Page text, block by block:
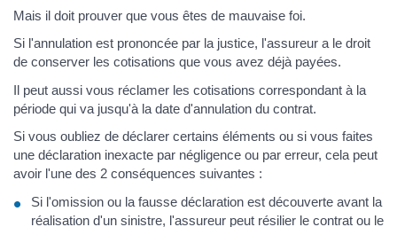
Mais il doit prouver que vous êtes de mauvaise foi.
Si l'annulation est prononcée par la justice, l'assureur a le droit
de conserver les cotisations que vous avez déjà payées.
Il peut aussi vous réclamer les cotisations correspondant à la
période qui va jusqu'à la date d'annulation du contrat.
Si vous oubliez de déclarer certains éléments ou si vous faites
une déclaration inexacte par négligence ou par erreur, cela peut
avoir l'une des 2 conséquences suivantes :
Si l'omission ou la fausse déclaration est découverte avant la
réalisation d'un sinistre, l'assureur peut résilier le contrat ou le